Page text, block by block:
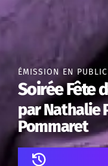
ÉMISSION EN PUBLIC
Soirée Fête
par Nathalie
Pommaret